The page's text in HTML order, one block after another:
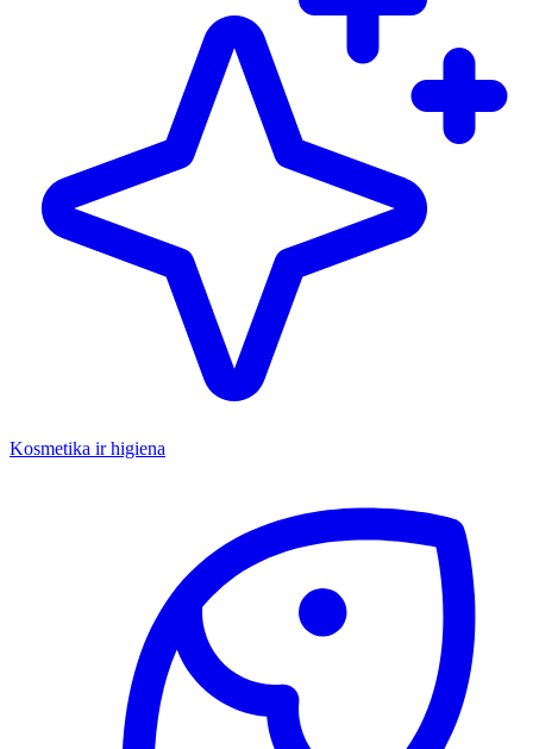
Kosmetika ir higiena